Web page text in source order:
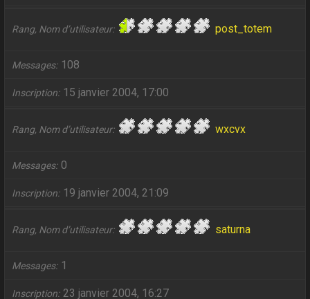
Rang, Nom d’utilisateur post_totem
Messages 108
Inscription 15 janvier 2004, 17:00
Rang, Nom d’utilisateur wxcvx
Messages 0
Inscription 19 janvier 2004, 21:09
Rang, Nom d’utilisateur saturna
Messages 1
Inscription 23 janvier 2004, 16:27